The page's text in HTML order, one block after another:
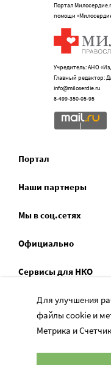
Портал
помощи
Учредитель: АНО
Главный редактор:
info@miloserdie.ru
8-499-350-05-95
Портал
Наши партнеры
Мы в соц.сетях
Официально
Сервисы для НКО
Спецпроекты
Социальное служение
Для улучшения
файлы cookie и
Метрика и